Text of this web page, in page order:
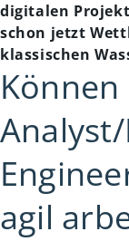
digitalen
schon jetzt
klassischen
Können
agil